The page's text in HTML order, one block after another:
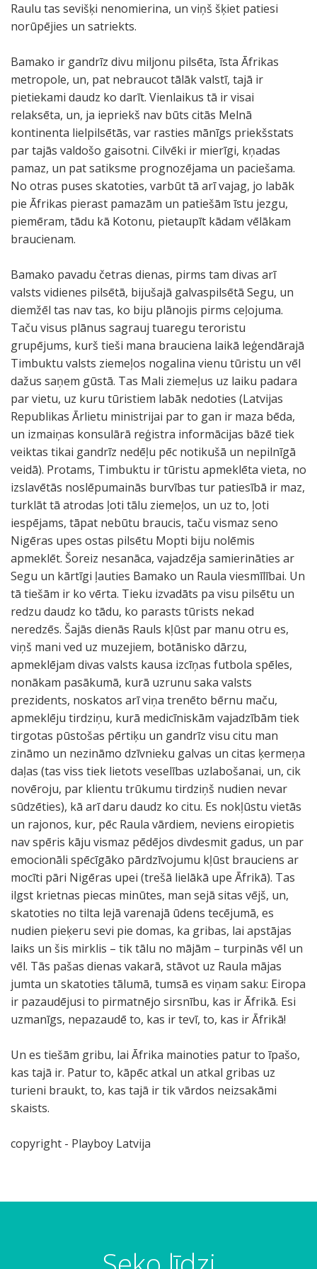
Raulu tas sevišķi nenomierina, un viņš šķiet patiesi
norūpējies un satriekts.
Bamako ir gandrīz divu miljonu pilsēta, īsta Āfrikas
metropole, un, pat nebraucot tālāk valstī, tajā ir
pietiekami daudz ko darīt. Vienlaikus tā ir visai
relaksēta, un, ja iepriekš nav būts citās Melnā
kontinenta lielpilsētās, var rasties mānīgs priekšstats
par tajās valdošo gaisotni. Cilvēki ir mierīgi, kņadas
pamaz, un pat satiksme prognozējama un paciešama.
No otras puses skatoties, varbūt tā arī vajag, jo labāk
pie Āfrikas pierast pamazām un patiešām īstu jezgu,
piemēram, tādu kā Kotonu, pietaupīt kādam vēlākam
braucienam.
Bamako pavadu četras dienas, pirms tam divas arī
valsts vidienes pilsētā, bijušajā galvaspilsētā Segu, un
diemžēl tas nav tas, ko biju plānojis pirms ceļojuma.
Taču visus plānus sagrauj tuaregu teroristu
grupējums, kurš tieši mana brauciena laikā leģendārajā
Timbuktu valsts ziemeļos nogalina vienu tūristu un vēl
dažus saņem gūstā. Tas Mali ziemeļus uz laiku padara
par vietu, uz kuru tūristiem labāk nedoties (Latvijas
Republikas Ārlietu ministrijai par to gan ir maza bēda,
un izmaiņas konsulārā reģistra informācijas bāzē tiek
veiktas tikai gandrīz nedēļu pēc notikušā un nepilnīgā
veidā). Protams, Timbuktu ir tūristu apmeklēta vieta, no
izslavētās noslēpumainās burvības tur patiesībā ir maz,
turklāt tā atrodas ļoti tālu ziemeļos, un uz to, ļoti
iespējams, tāpat nebūtu braucis, taču vismaz seno
Nigēras upes ostas pilsētu Mopti biju nolēmis
apmeklēt. Šoreiz nesanāca, vajadzēja samierināties ar
Segu un kārtīgi ļauties Bamako un Raula viesmīlībai. Un
tā tiešām ir ko vērta. Tieku izvadāts pa visu pilsētu un
redzu daudz ko tādu, ko parasts tūrists nekad
neredzēs. Šajās dienās Rauls kļūst par manu otru es,
viņš mani ved uz muzejiem, botānisko dārzu,
apmeklējam divas valsts kausa izcīņas futbola spēles,
nonākam pasākumā, kurā uzrunu saka valsts
prezidents, noskatos arī viņa trenēto bērnu maču,
apmeklēju tirdziņu, kurā medicīniskām vajadzībām tiek
tirgotas pūstošas pērtiķu un gandrīz visu citu man
zināmo un nezināmo dzīvnieku galvas un citas ķermeņa
daļas (tas viss tiek lietots veselības uzlabošanai, un, cik
novēroju, par klientu trūkumu tirdziņš nudien nevar
sūdzēties), kā arī daru daudz ko citu. Es nokļūstu vietās
un rajonos, kur, pēc Raula vārdiem, neviens eiropietis
nav spēris kāju vismaz pēdējos divdesmit gadus, un par
emocionāli spēcīgāko pārdzīvojumu kļūst brauciens ar
mocīti pāri Nigēras upei (trešā lielākā upe Āfrikā). Tas
ilgst krietnas piecas minūtes, man sejā sitas vējš, un,
skatoties no tilta lejā varenajā ūdens tecējumā, es
nudien pieķeru sevi pie domas, ka gribas, lai apstājas
laiks un šis mirklis – tik tālu no mājām – turpinās vēl un
vēl. Tās pašas dienas vakarā, stāvot uz Raula mājas
jumta un skatoties tālumā, tumsā es viņam saku: Eiropa
ir pazaudējusi to pirmatnējo sirsnību, kas ir Āfrikā. Esi
uzmanīgs, nepazaudē to, kas ir tevī, to, kas ir Āfrikā!
Un es tiešām gribu, lai Āfrika mainoties patur to īpašo,
kas tajā ir. Patur to, kāpēc atkal un atkal gribas uz
turieni braukt, to, kas tajā ir tik vārdos neizsakāmi
skaists.
copyright - Playboy Latvija